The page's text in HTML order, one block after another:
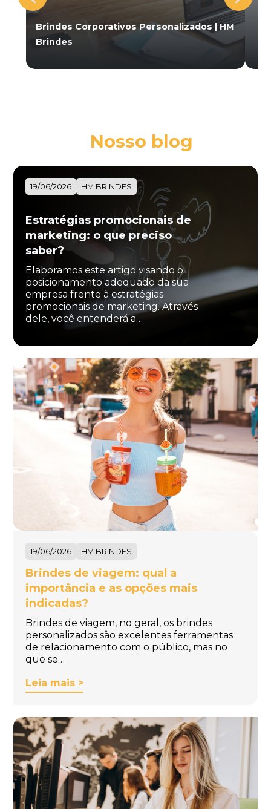
Brindes Corporativos Personalizados | HM
Brindes
Nosso blog
19/06/2026 HM BRINDES
Estratégias promocionais de
marketing: o que preciso
saber?
Elaboramos este artigo visando o
posicionamento adequado da sua
empresa frente à estratégias
promocionais de marketing. Através
dele, você entenderá a…
19/06/2026 HM BRINDES
Brindes de viagem: qual a
importância e as opções mais
indicadas?
Brindes de viagem, no geral, os brindes
personalizados são excelentes ferramentas
de relacionamento com o público, mas no
que se…
Leia mais >